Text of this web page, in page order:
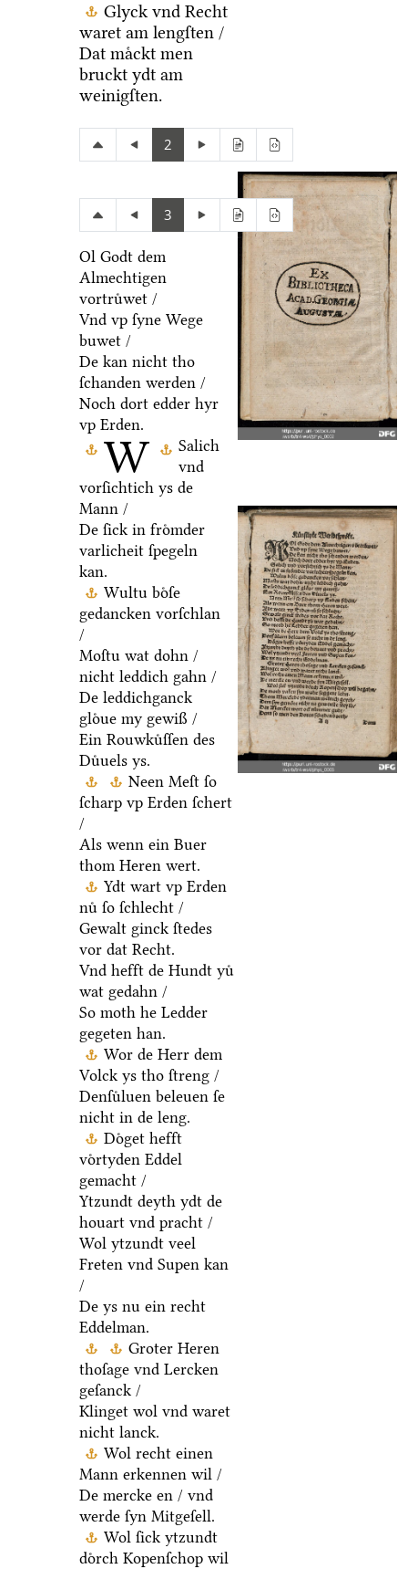
Glyck vnd Recht
waret am lengſten /
Dat maͤckt men
bruckt ydt am
weinigſten.
2
3
W
Ol Godt dem
Almechtigen
vortruͤwet /
Vnd vp ſyne Wege
buwet /
De kan nicht tho
ſchanden werden /
Noch dort edder hyr
vp Erden.
Salich
vnd
vorſichtich ys de
Mann /
De ſick in froͤmder
varlicheit ſpegeln
kan.
Wultu boͤſe
gedancken vorſchlan
/
Moſtu wat dohn /
nicht leddich gahn /
De leddichganck
gloͤue my gewiß /
Ein Rouwkuͤſſen des
Duͤuels ys.
Neen Meſt ſo
ſcharp vp Erden ſchert
/
Als wenn ein Buer
thom Heren wert.
Ydt wart vp Erden
nuͤ ſo ſchlecht /
Gewalt ginck ſtedes
vor dat Recht.
Vnd hefft de Hundt yuͤ
wat gedahn /
So moth he Ledder
gegeten han.
Wor de Herr dem
Volck ys tho ſtreng /
Denſuͤluen beleuen ſe
nicht in de leng.
Doͤget hefft
voͤrtyden Eddel
gemacht /
Ytzundt deyth ydt de
houart vnd pracht /
Wol ytzundt veel
Freten vnd Supen kan
/
De ys nu ein recht
Eddelman.
Groter Heren
thoſage vnd Lercken
geſanck /
Klinget wol vnd waret
nicht lanck.
Wol recht einen
Mann erkennen wil /
De mercke en / vnd
werde ſyn Mitgeſell.
Wol ſick ytzundt
doͤrch Kopenſchop wil